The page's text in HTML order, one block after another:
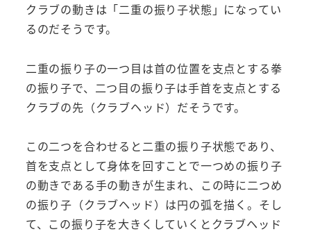
クラブの動きは「二重の振り子状態」になってい
るのだそうです。
二重の振り子の一つ目は首の位置を支点とする拳
の振り子で、二つ目の振り子は手首を支点とする
クラブの先（クラブヘッド）だそうです。
この二つを合わせると二重の振り子状態であり、
首を支点として身体を回すことで一つめの振り子
の動きである手の動きが生まれ、この時に二つめ
の振り子（クラブヘッド）は円の弧を描く。そし
て、この振り子を大きくしていくとクラブヘッド